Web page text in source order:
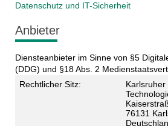
Datenschutz und IT-Sicherheit
Anbieter
Diensteanbieter im Sinne von §5
(DDG) und §18 Abs. 2
Rechtlicher Sitz:
76131